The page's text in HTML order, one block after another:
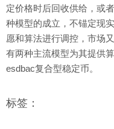
定价格时后回收供给，或
种模型的成立，不锚定现
愿和算法进行调控，市场
有两种主流模型为其提供
esdbac复合型稳定币。
标签：